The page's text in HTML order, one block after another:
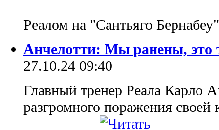
Реалом на "Сантьяго
Анчелотти: Мы ранены, это
27.10.24 09:40
Главный тренер Реала Карло
разгромного поражения